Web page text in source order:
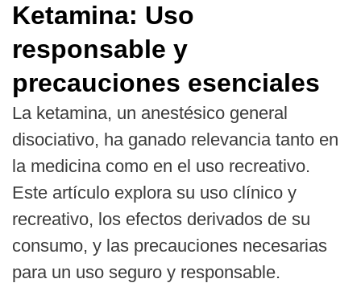
Ketamina: Uso
responsable y
precauciones esenciales
La ketamina, un anestésico general
disociativo, ha ganado relevancia tanto en
la medicina como en el uso recreativo.
Este artículo explora su uso clínico y
recreativo, los efectos derivados de su
consumo, y las precauciones necesarias
para un uso seguro y responsable.